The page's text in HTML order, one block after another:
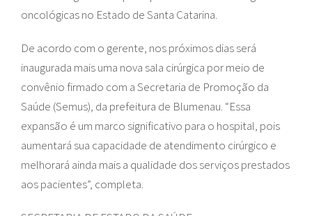
oncológicas no Estado de Santa Catarina.
De acordo com o gerente, nos próximos dias será
inaugurada mais uma nova sala cirúrgica por meio de
convênio firmado com a Secretaria de Promoção da
Saúde (Semus), da prefeitura de Blumenau. “Essa
expansão é um marco significativo para o hospital, pois
aumentará sua capacidade de atendimento cirúrgico e
melhorará ainda mais a qualidade dos serviços prestados
aos pacientes”, completa.